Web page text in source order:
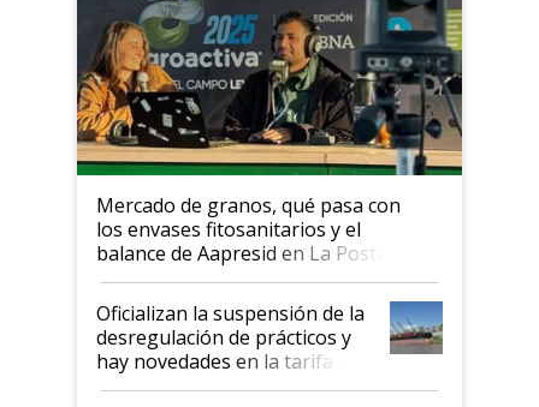
Mercado de granos, qué pasa con
los envases fitosanitarios y el
balance de Aapresid en La Posta
Oficializan la suspensión de la
desregulación de prácticos y
hay novedades en la tarifa de
la hidrovía